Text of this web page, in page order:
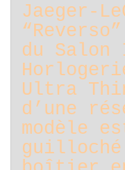
Jaeger-
du
Ultra
d’une
modèle